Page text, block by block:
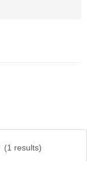
(1 results)